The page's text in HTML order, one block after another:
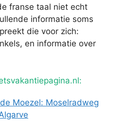
franse taal niet echt
informatie soms
die voor zich:
en informatie over
Moezel: Moselradweg